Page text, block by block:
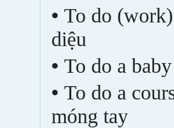
• To do
diệu
• To do a
• To do a
móng tay